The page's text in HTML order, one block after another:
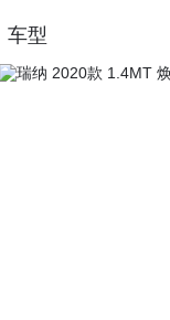
车型